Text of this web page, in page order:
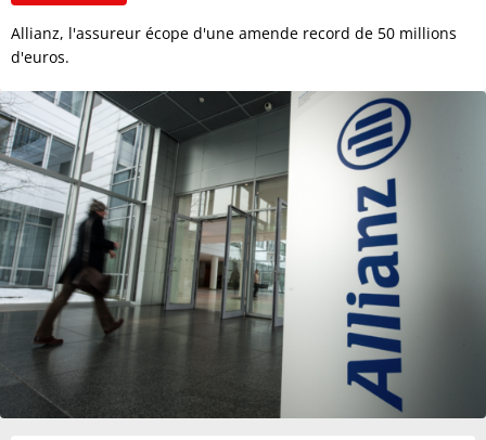
Allianz, l'assureur écope d'une amende record de 50 millions
d'euros.